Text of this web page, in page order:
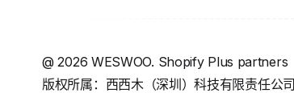
@2026 WESWOO. Shopify Plus partners
版权所属：西西木（深圳）科技有限责任公司